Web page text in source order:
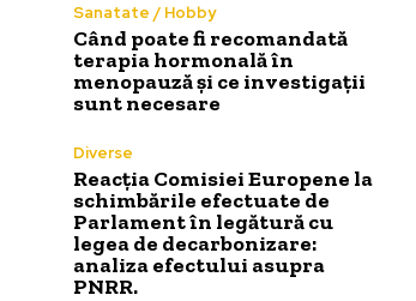
Sanatate / Hobby
Când poate fi recomandată
terapia hormonală în
menopauză și ce investigații
sunt necesare
Diverse
Reacția Comisiei Europene la
schimbările efectuate de
Parlament în legătură cu
legea de decarbonizare:
analiza efectului asupra
PNRR.